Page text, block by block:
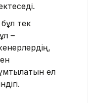
тек
–
ел